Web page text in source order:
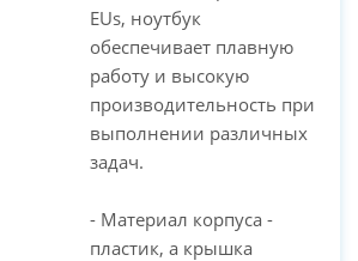
EUs, ноутбук
обеспечивает плавную
работу и высокую
производительность при
выполнении различных
задач.
- Материал корпуса -
пластик, а крышка